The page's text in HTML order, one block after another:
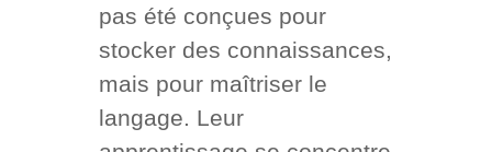
pas été conçues pour
stocker des connaissances,
mais pour maîtriser le
langage. Leur